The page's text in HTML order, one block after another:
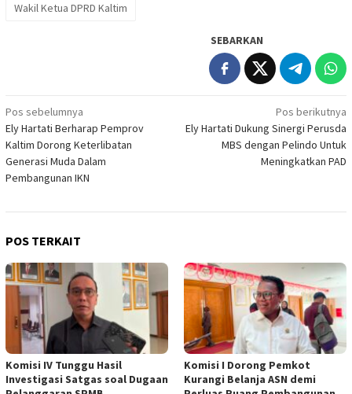
Wakil Ketua DPRD Kaltim
SEBARKAN
Navigasi
pos
Pos sebelumnya
Ely Hartati Berharap Pemprov
Kaltim Dorong Keterlibatan
Generasi Muda Dalam
Pembangunan IKN
Pos berikutnya
Ely Hartati Dukung Sinergi Perusda
MBS dengan Pelindo Untuk
Meningkatkan PAD
POS TERKAIT
Komisi IV Tunggu Hasil
Investigasi Satgas soal Dugaan
Komisi I Dorong Pemkot
Kurangi Belanja ASN demi